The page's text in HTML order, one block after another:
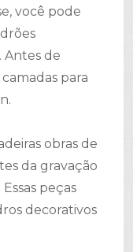
você pode
Antes de
para
obras de
da gravação
peças
decorativos